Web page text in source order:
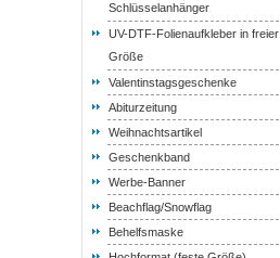
Schlüsselanhänger
UV-DTF-Folienaufkleber in freier
Größe
Valentinstagsgeschenke
Abiturzeitung
Weihnachtsartikel
Geschenkband
Werbe-Banner
Beachflag/Snowflag
Behelfsmaske